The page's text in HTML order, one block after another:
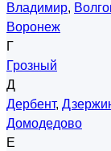
Владимир,
Воронеж
Г
Грозный
Д
Дербент,
Домодедово
Е